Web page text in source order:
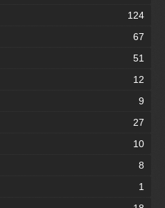
124
67
51
12
9
27
10
8
1